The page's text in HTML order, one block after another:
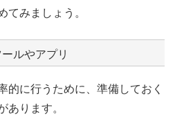
てみましょう。
ルやアプリ
的に行うために、準備しておく
あります。